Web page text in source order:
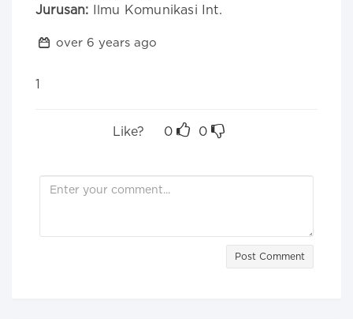
Jurusan: Ilmu Komunikasi Int.
over 6 years ago
1
Like? 0 0
Post Comment